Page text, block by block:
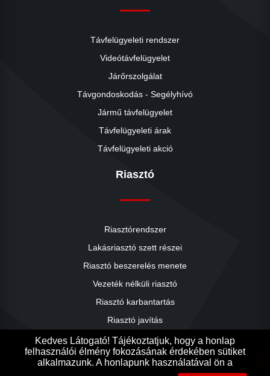
Távfelügyeleti rendszer
Videótávfelügyelet
Járőrszolgálat
Távgondoskodás - Segélyhívó
Jármű távfelügyelet
Távfelügyeleti árak
Távfelügyeleti akció
Riasztó
Riasztórendszer
Lakásriasztó szett részei
Riasztó beszerelés menete
Vezeték nélküli riasztó
Riasztó karbantartás
Riasztó javítás
Riasztók árai
Riasztó akció
Kedves Látogató! Tájékoztatjuk, hogy a honlap
felhasználói élmény fokozásának érdekében sütiket
alkalmazunk. A honlapunk használatával ön a